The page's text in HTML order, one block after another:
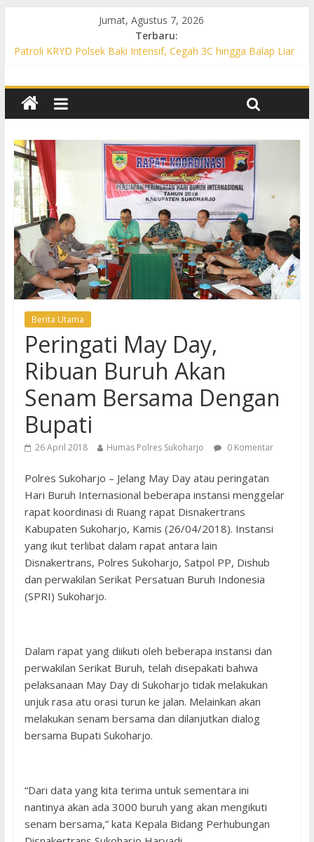
Jumat, Agustus 7, 2026
Terbaru:
Patroli KRYD Polsek Baki Intensif, Cegah 3C hingga Balap Liar
Permukiman, Warga Diajak Aktif Jaga Kamtibmas
Patroli Cegah Karhutla, Polsek Weru Sisir Lahan Kering dan
Patroli Blue Light KRYD Polsek Bendosari Sasar Objek Vital,
Polisi Ajak Warga Waspada dan Cegah Karhutla
Patroli Blue Light KRYD Polsek Kartasura Sasar Titik Rawan,
Cegah Kejahatan 3C
Berita Utama
Peringati May Day,
Ribuan Buruh Akan
Senam Bersama Dengan
Bupati
26 April 2018 Humas Polres Sukoharjo 0 Komentar
Polres Sukoharjo – Jelang May Day atau peringatan
Hari Buruh Internasional beberapa instansi menggelar
rapat koordinasi di Ruang rapat Disnakertrans
Kabupaten Sukoharjo, Kamis (26/04/2018). Instansi
yang ikut terlibat dalam rapat antara lain
Disnakertrans, Polres Sukoharjo, Satpol PP, Dishub
dan perwakilan Serikat Persatuan Buruh Indonesia
(SPRI) Sukoharjo.
Dalam rapat yang diikuti oleh beberapa instansi dan
perwakilan Serikat Buruh, telah disepakati bahwa
pelaksanaan May Day di Sukoharjo tidak melakukan
unjuk rasa atu orasi turun ke jalan. Melainkan akan
melakukan senam bersama dan dilanjutkan dialog
bersama Bupati Sukoharjo.
“Dari data yang kita terima untuk sementara ini
nantinya akan ada 3000 buruh yang akan mengikuti
senam bersama,” kata Kepala Bidang Perhubungan